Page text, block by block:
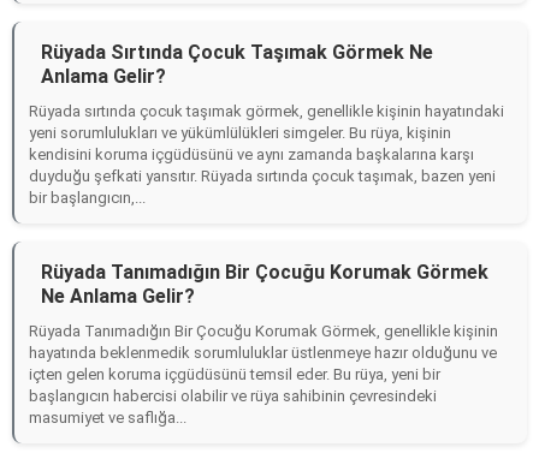
Rüyada Sırtında Çocuk Taşımak Görmek Ne
Anlama Gelir?
Rüyada sırtında çocuk taşımak görmek, genellikle kişinin hayatındaki
yeni sorumlulukları ve yükümlülükleri simgeler. Bu rüya, kişinin
kendisini koruma içgüdüsünü ve aynı zamanda başkalarına karşı
duyduğu şefkati yansıtır. Rüyada sırtında çocuk taşımak, bazen yeni
bir başlangıcın,...
Rüyada Tanımadığın Bir Çocuğu Korumak Görmek
Ne Anlama Gelir?
Rüyada Tanımadığın Bir Çocuğu Korumak Görmek, genellikle kişinin
hayatında beklenmedik sorumluluklar üstlenmeye hazır olduğunu ve
içten gelen koruma içgüdüsünü temsil eder. Bu rüya, yeni bir
başlangıcın habercisi olabilir ve rüya sahibinin çevresindeki
masumiyet ve saflığa...